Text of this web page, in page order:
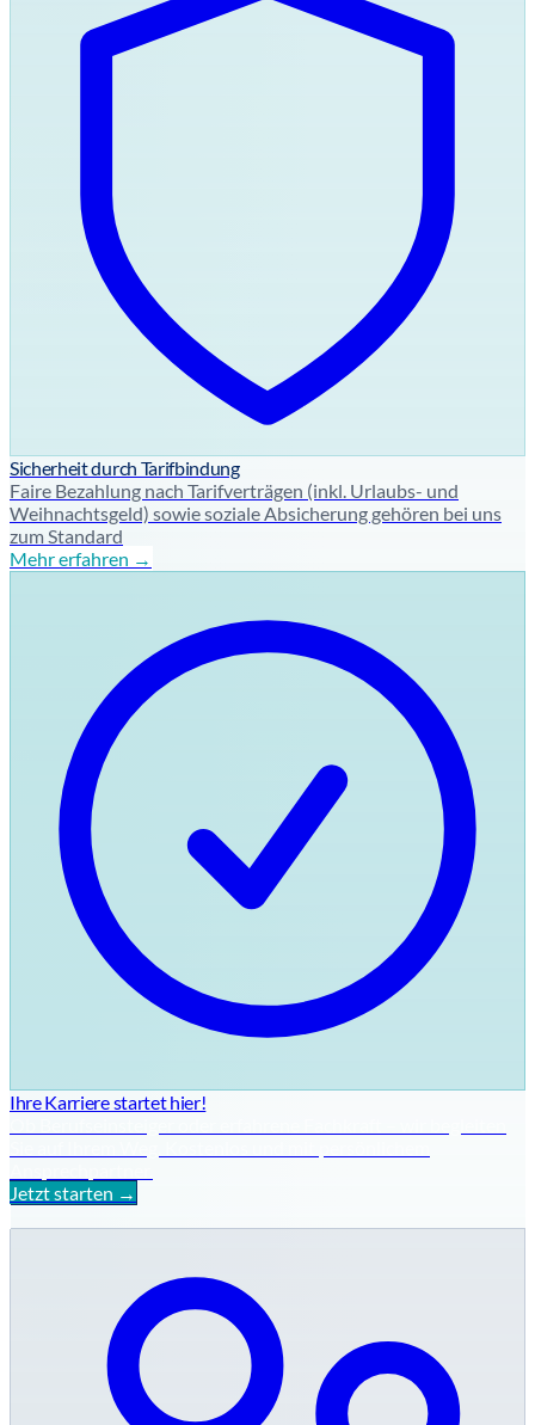
Sicherheit durch Tarifbindung
Faire Bezahlung nach Tarifverträgen (inkl. Urlaubs- und
Weihnachtsgeld) sowie soziale Absicherung gehören bei uns
zum Standard
Mehr erfahren →
Ihre Karriere startet hier!
Jetzt starten →